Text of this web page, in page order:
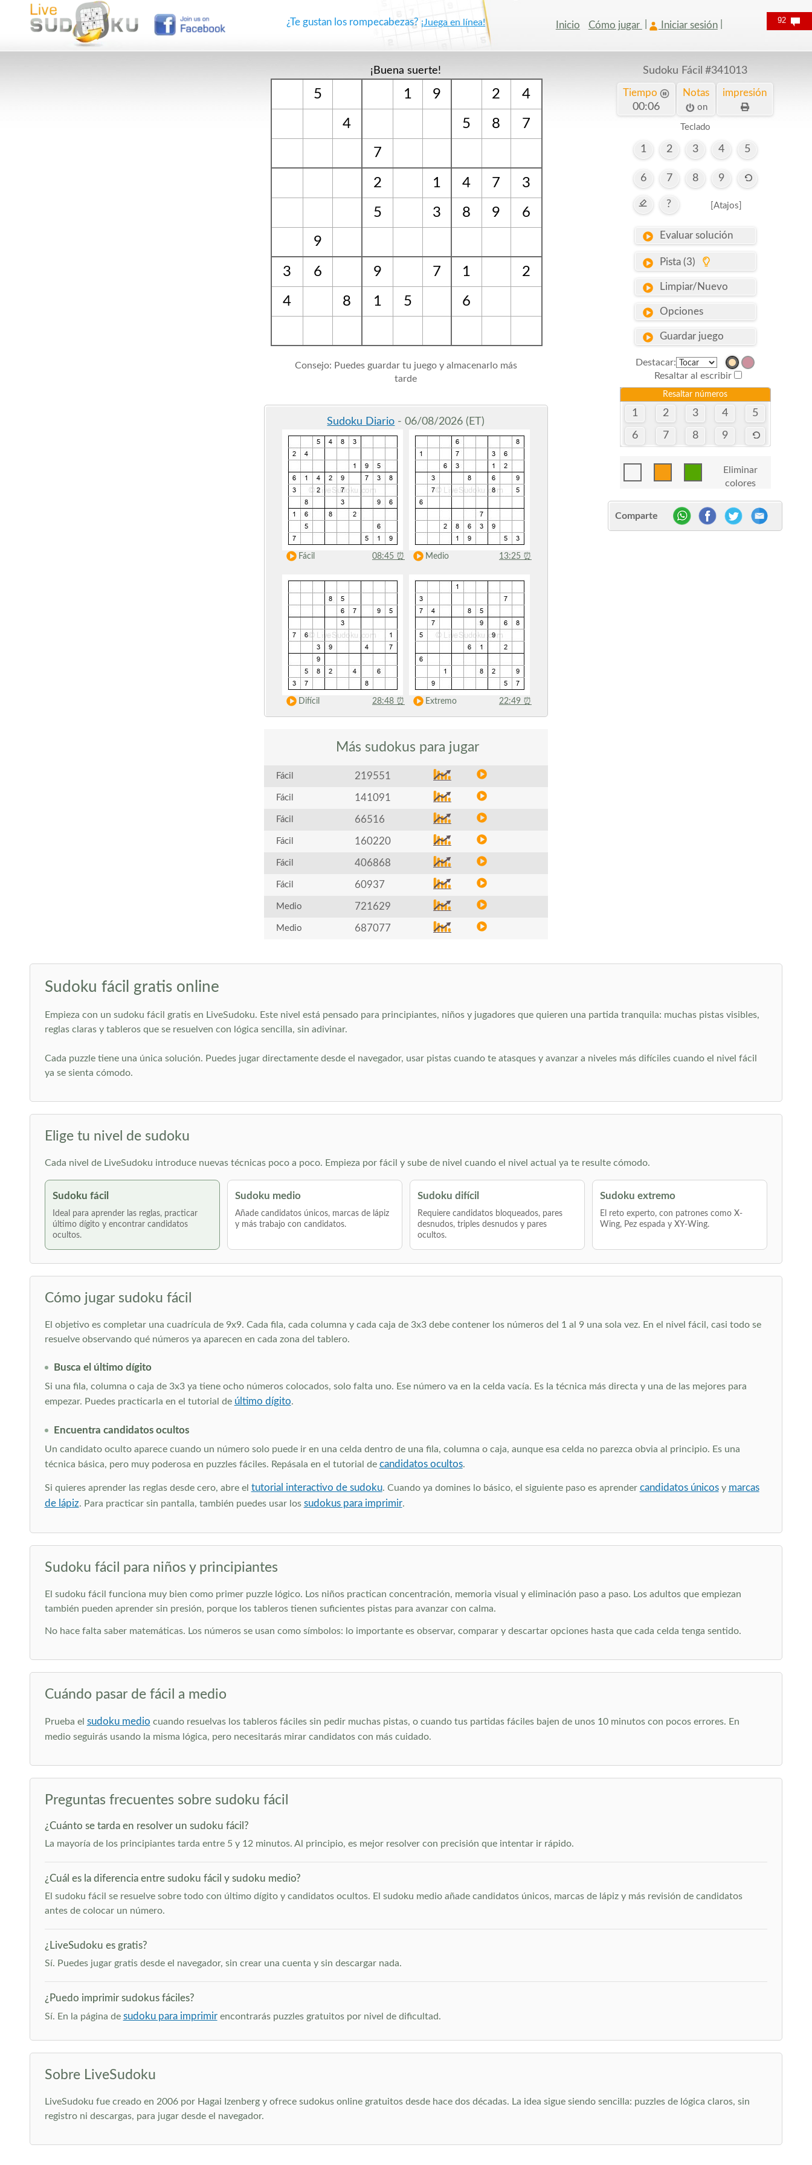
¿Te gustan los rompecabezas? ¡Juega en línea! Inicio Cómo jugar Iniciar sesión
¡Buena suerte!
5 1 9 2 4
4 5 8
7
7
2 1 4 7 3
5 3 8 9
6
9
3 6 9 7 1 2
4 8 1 5 6
Consejo: Puedes guardar tu juego y almacenarlo más
tarde
Sudoku Diario - 06/08/2026 (ET)
Fácil 08:45 ⏰ Medio 13:25 ⏰
Difícil 28:48 ⏰ Extremo 22:49 ⏰
Más sudokus para jugar
Fácil 219551
Fácil 141091
Fácil 66516
Fácil 160220
Fácil 406868
Fácil 60937
Medio 721629
Medio 687077
Sudoku Fácil #341013
Tiempo
00:06
Notas
on
impresión
Teclado
1 2 3 4 5
6 7 8 9
? [Atajos]
Evaluar solución
Pista (3)
Limpiar/Nuevo
Opciones
Guardar juego
Destacar:
Resaltar al escribir
Resaltar números
1 2 3 4 5
6 7 8 9
Eliminar
colores
Comparte
Sudoku fácil gratis online
Empieza con un sudoku fácil gratis en LiveSudoku. Este nivel está pensado para principiantes, niños y jugadores que quieren una partida tranquila: muchas pistas visibles,
reglas claras y tableros que se resuelven con lógica sencilla, sin adivinar.
Cada puzzle tiene una única solución. Puedes jugar directamente desde el navegador, usar pistas cuando te atasques y avanzar a niveles más difíciles cuando el nivel fácil
ya se sienta cómodo.
Elige tu nivel de sudoku
Cada nivel de LiveSudoku introduce nuevas técnicas poco a poco. Empieza por fácil y sube de nivel cuando el nivel actual ya te resulte cómodo.
Sudoku fácil
Ideal para aprender las reglas, practicar
último dígito y encontrar candidatos
ocultos.
Sudoku medio
Añade candidatos únicos, marcas de lápiz
y más trabajo con candidatos.
Sudoku difícil
Requiere candidatos bloqueados, pares
desnudos, triples desnudos y pares
ocultos.
Sudoku extremo
El reto experto, con patrones como X-
Wing, Pez espada y XY-Wing.
Cómo jugar sudoku fácil
El objetivo es completar una cuadrícula de 9x9. Cada fila, cada columna y cada caja de 3x3 debe contener los números del 1 al 9 una sola vez. En el nivel fácil, casi todo se
resuelve observando qué números ya aparecen en cada zona del tablero.
Busca el último dígito
Si una fila, columna o caja de 3x3 ya tiene ocho números colocados, solo falta uno. Ese número va en la celda vacía. Es la técnica más directa y una de las mejores para
empezar. Puedes practicarla en el tutorial de último dígito.
Encuentra candidatos ocultos
Un candidato oculto aparece cuando un número solo puede ir en una celda dentro de una fila, columna o caja, aunque esa celda no parezca obvia al principio. Es una
técnica básica, pero muy poderosa en puzzles fáciles. Repásala en el tutorial de candidatos ocultos.
Si quieres aprender las reglas desde cero, abre el tutorial interactivo de sudoku. Cuando ya domines lo básico, el siguiente paso es aprender candidatos únicosy marcas
de lápiz. Para practicar sin pantalla, también puedes usar los sudokus para imprimir.
Sudoku fácil para niños y principiantes
El sudoku fácil funciona muy bien como primer puzzle lógico. Los niños practican concentración, memoria visual y eliminación paso a paso. Los adultos que empiezan
también pueden aprender sin presión, porque los tableros tienen suficientes pistas para avanzar con calma.
No hace falta saber matemáticas. Los números se usan como símbolos: lo importante es observar, comparar y descartar opciones hasta que cada celda tenga sentido.
Cuándo pasar de fácil a medio
Prueba el sudoku medio cuando resuelvas los tableros fáciles sin pedir muchas pistas, o cuando tus partidas fáciles bajen de unos 10 minutos con pocos errores. En
medio seguirás usando la misma lógica, pero necesitarás mirar candidatos con más cuidado.
Preguntas frecuentes sobre sudoku fácil
¿Cuánto se tarda en resolver un sudoku fácil?
La mayoría de los principiantes tarda entre 5 y 12 minutos. Al principio, es mejor resolver con precisión que intentar ir rápido.
¿Cuál es la diferencia entre sudoku fácil y sudoku medio?
El sudoku fácil se resuelve sobre todo con último dígito y candidatos ocultos. El sudoku medio añade candidatos únicos, marcas de lápiz y más revisión de candidatos
antes de colocar un número.
¿LiveSudoku es gratis?
Sí. Puedes jugar gratis desde el navegador, sin crear una cuenta y sin descargar nada.
¿Puedo imprimir sudokus fáciles?
Sí. En la página de sudoku para imprimirencontrarás puzzles gratuitos por nivel de dificultad.
Sobre LiveSudoku
LiveSudoku fue creado en 2006 por Hagai Izenberg y ofrece sudokus online gratuitos desde hace dos décadas. La idea sigue siendo sencilla: puzzles de lógica claros, sin
registro ni descargas, para jugar desde el navegador.
92